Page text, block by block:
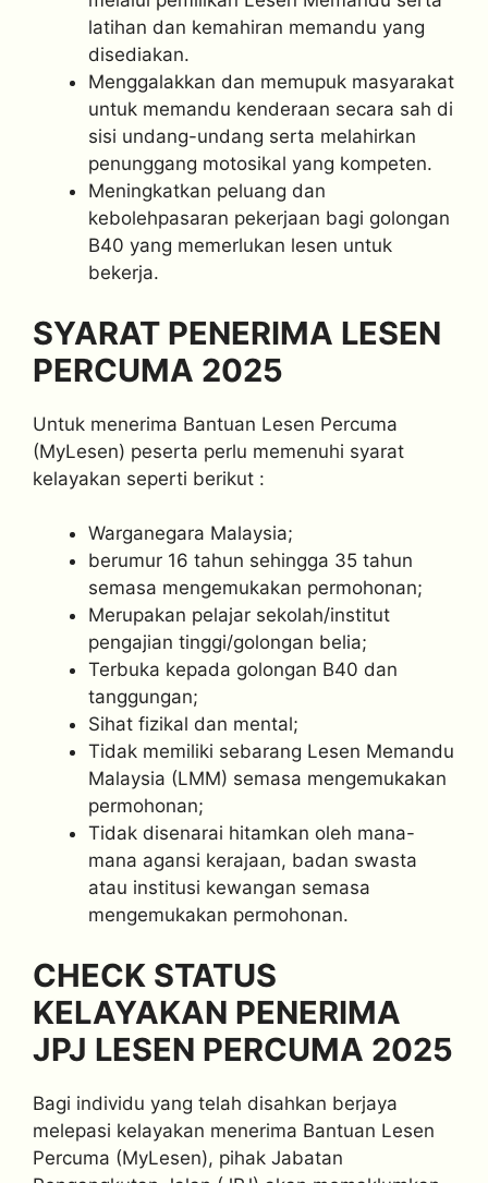
latihan dan kemahiran memandu yang
disediakan.
Menggalakkan dan memupuk masyarakat
untuk memandu kenderaan secara sah di
sisi undang-undang serta melahirkan
penunggang motosikal yang kompeten.
Meningkatkan peluang dan
kebolehpasaran pekerjaan bagi golongan
B40 yang memerlukan lesen untuk
bekerja.
SYARAT PENERIMA LESEN
PERCUMA 2025
Untuk menerima Bantuan Lesen Percuma
(MyLesen) peserta perlu memenuhi syarat
kelayakan seperti berikut :
Warganegara Malaysia;
berumur 16 tahun sehingga 35 tahun
semasa mengemukakan permohonan;
Merupakan pelajar sekolah/institut
pengajian tinggi/golongan belia;
Terbuka kepada golongan B40 dan
tanggungan;
Sihat fizikal dan mental;
Tidak memiliki sebarang Lesen Memandu
Malaysia (LMM) semasa mengemukakan
permohonan;
Tidak disenarai hitamkan oleh mana-
mana agansi kerajaan, badan swasta
atau institusi kewangan semasa
mengemukakan permohonan.
CHECK STATUS
KELAYAKAN PENERIMA
JPJ LESEN PERCUMA 2025
Bagi individu yang telah disahkan berjaya
melepasi kelayakan menerima Bantuan Lesen
Percuma (MyLesen), pihak Jabatan